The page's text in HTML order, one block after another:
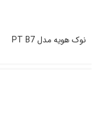
نوک هویه مدل PT B7